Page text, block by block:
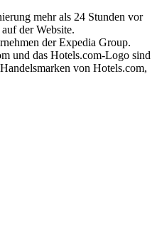
mehr als 24 Stunden vor
der Website.
der Expedia Group.
und das Hotels.com-Logo sind
von Hotels.com,